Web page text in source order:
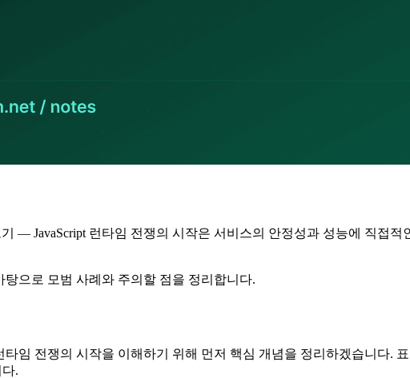
기 — JavaScript 런타임 전쟁의 시작은 서비스의 안정성과 성능에 직접
으로 모범 사례와 주의할 점을 정리합니다.
타임 전쟁의 시작을 이해하기 위해 먼저 핵심 개념을 정리하겠습니다.
.